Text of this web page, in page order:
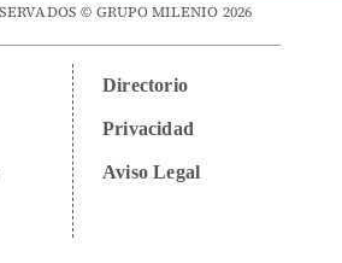
© GRUPO MILENIO 2026
Directorio
Privacidad
Aviso Legal